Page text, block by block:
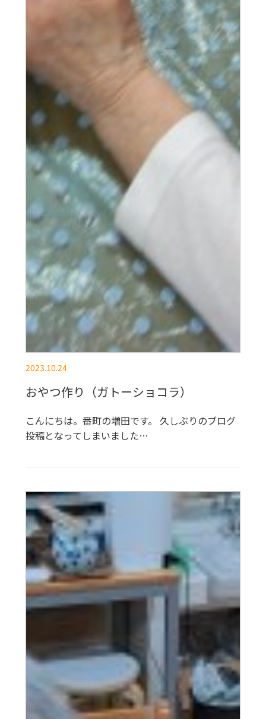
2023.10.24
おやつ作り（ガトーショコラ）
こんにちは。番町の増田です。 久しぶりのブログ
投稿となってしまいました…